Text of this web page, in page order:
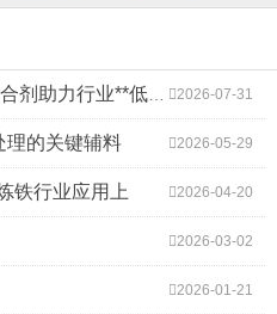
2026-07-31
业**低碳高质量发展
2026-05-29
理的关键辅料
2026-04-20
铁行业应用上
2026-03-02
2026-01-21